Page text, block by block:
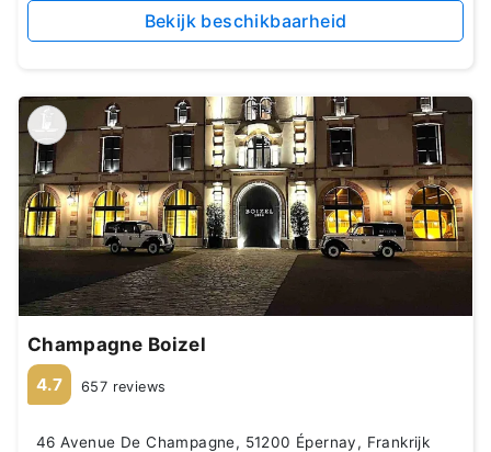
Bekijk beschikbaarheid
Champagne Boizel
4.7 657 reviews
46 Avenue De Champagne, 51200 Épernay, Frankrijk